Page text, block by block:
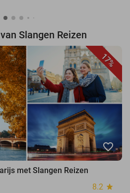
Slangen Reizen
17%
favorite_border
met Slangen Reizen
8.2 star